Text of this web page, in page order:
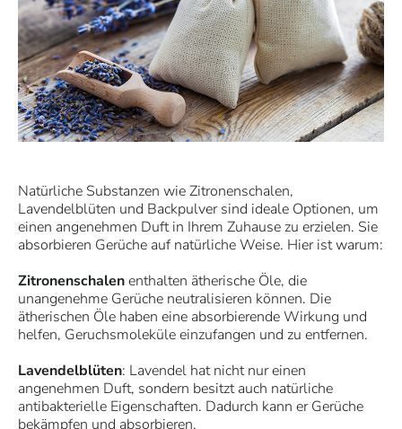
Natürliche Substanzen wie Zitronenschalen,
Lavendelblüten und Backpulver sind ideale Optionen, um
einen angenehmen Duft in Ihrem Zuhause zu erzielen. Sie
absorbieren Gerüche auf natürliche Weise. Hier ist warum:
Zitronenschalenenthalten ätherische Öle, die
unangenehme Gerüche neutralisieren können. Die
ätherischen Öle haben eine absorbierende Wirkung und
helfen, Geruchsmoleküle einzufangen und zu entfernen.
Lavendelblüten: Lavendel hat nicht nur einen
angenehmen Duft, sondern besitzt auch natürliche
antibakterielle Eigenschaften. Dadurch kann er Gerüche
bekämpfen und absorbieren.